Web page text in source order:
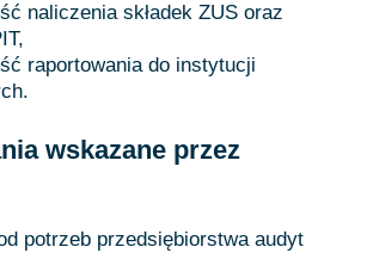
naliczenia składek ZUS oraz
raportowania do instytucji
wskazane przez
potrzeb przedsiębiorstwa audyt